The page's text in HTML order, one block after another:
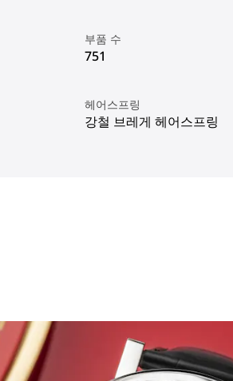
부품 수
751
헤어스프링
강철 브레게 헤어스프링